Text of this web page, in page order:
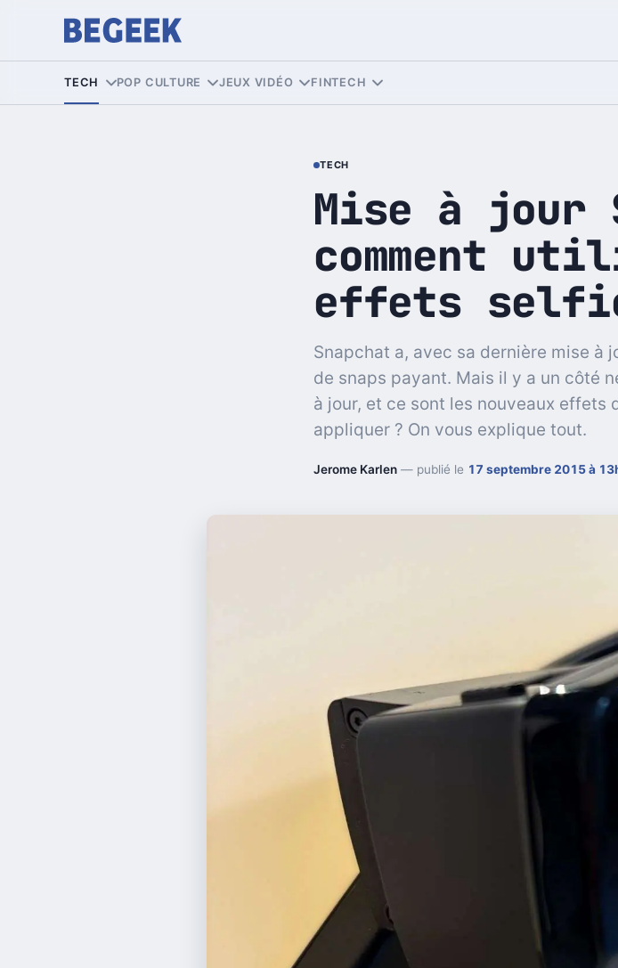
TECH POP CULTURE JEUX VIDÉO FINTECH
TECH
Mise à jour
comment
effets
Snapchat a, avec sa dernière mise à
de snaps payant. Mais il y a un côté
à jour, et ce sont les nouveaux effets
appliquer ? On vous explique tout.
Jerome Karlen — publié le 17 septembre 2015 à